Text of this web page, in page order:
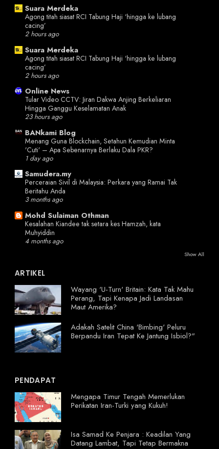
Suara Merdeka
Agong titah siasat RCI Tabung Haji ‘hingga ke lubang
cacing’
2 hours ago
Suara Merdeka
Agong titah siasat RCI Tabung Haji ‘hingga ke lubang
cacing’
2 hours ago
Online News
Tular Video CCTV: Jiran Dakwa Anjing Berkeliaran
Hingga Ganggu Keselamatan Anak
23 hours ago
BANkami Blog
Menang Guna Blockchain, Setahun Kemudian Minta
'Cuti' – Apa Sebenarnya Berlaku Dala PKR?
1 day ago
Samudera.my
Perceraian Sivil di Malaysia: Perkara yang Ramai Tak
Beritahu Anda
3 months ago
Mohd Sulaiman Othman
Kesalahan Kiandee tak setara kes Hamzah, kata
Muhyiddin
4 months ago
Show All
ARTIKEL
Wayang 'U-Turn' Britain: Kata Tak Mahu
Perang, Tapi Kenapa Jadi Landasan
Maut Amerika?
Adakah Satelit China 'Bimbing' Peluru
Berpandu Iran Tepat Ke Jantung Isbiol?"
PENDAPAT
Mengapa Timur Tengah Memerlukan
Perikatan Iran-Turki yang Kukuh!
Isa Samad Ke Penjara : Keadilan Yang
Datang Lambat, Tapi Tetap Bermakna